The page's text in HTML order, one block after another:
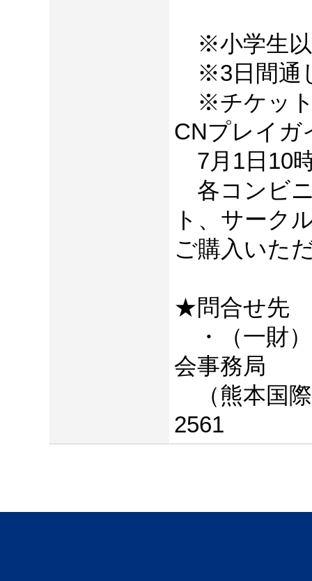
※小学生以
※3日間通
※チケット
CNプレイガ
7月1日10
各コンビ
ト、サーク
ご購入いた
★問合せ先
・（一財）
会事務局
（熊本国
2561